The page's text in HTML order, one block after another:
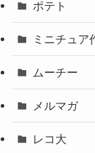
ポテト
ミニチュア
ムーチー
メルマガ
レコ大